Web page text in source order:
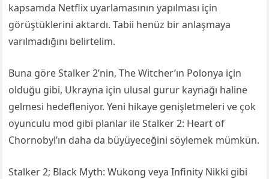
kapsamda Netflix uyarlamasının yapılması için
görüştüklerini aktardı. Tabii henüz bir anlaşmaya
varılmadığını belirtelim.
Buna göre Stalker 2’nin, The Witcher’ın Polonya için
olduğu gibi, Ukrayna için ulusal gurur kaynağı haline
gelmesi hedefleniyor. Yeni hikaye genişletmeleri ve çok
oyunculu mod gibi planlar ile Stalker 2: Heart of
Chornobyl’ın daha da büyüyeceğini söylemek mümkün.
Stalker 2; Black Myth: Wukong veya Infinity Nikki gibi